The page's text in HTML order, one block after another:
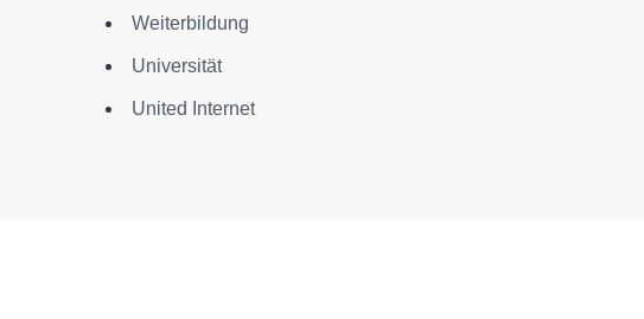
Weiterbildung
Universität
United Internet